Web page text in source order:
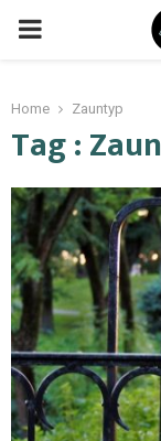
Home Zauntyp
Tag :